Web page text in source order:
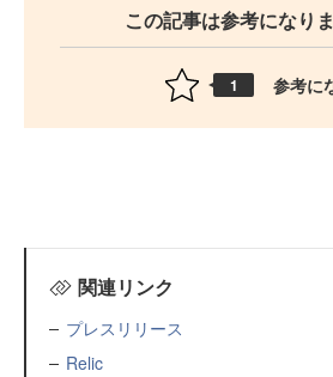
この記事は参考になり
1 参考に
関連リンク
プレスリリース
Relic